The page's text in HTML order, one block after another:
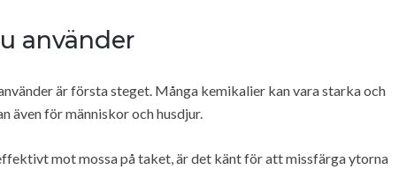
använder
är första steget. Många kemikalier kan vara starka och
även för människor och husdjur.
mot mossa på taket, är det känt för att missfärga ytorna